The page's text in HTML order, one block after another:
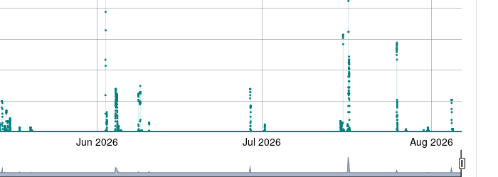
Jun 2026 Jul 2026 Aug 2026